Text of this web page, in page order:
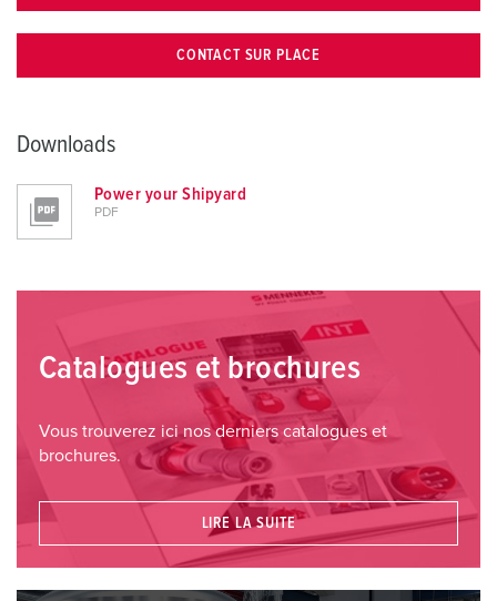
CONTACT SUR PLACE
Downloads
Power your Shipyard
PDF
Catalogues et brochures
Vous trouverez ici nos derniers catalogues et
brochures.
LIRE LA SUITE